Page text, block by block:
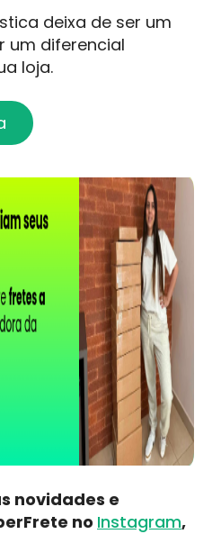
deixa de ser um
um diferencial
loja.
novidades e
no Instagram,